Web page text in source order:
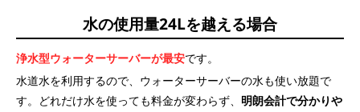
水の使用量24Lを越える場合
浄水型ウォーターサーバーが最安です。
水道水を利用するので、ウォーターサーバーの水も使い放題で
す。どれだけ水を使っても料金が変わらず、 明朗会計で分かりや